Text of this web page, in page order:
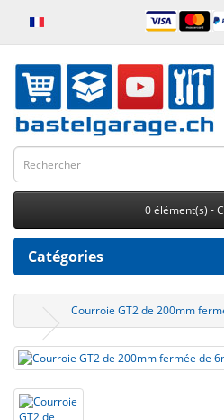
0 élément(s) -
Catégories
Courroie GT2 de 200mm